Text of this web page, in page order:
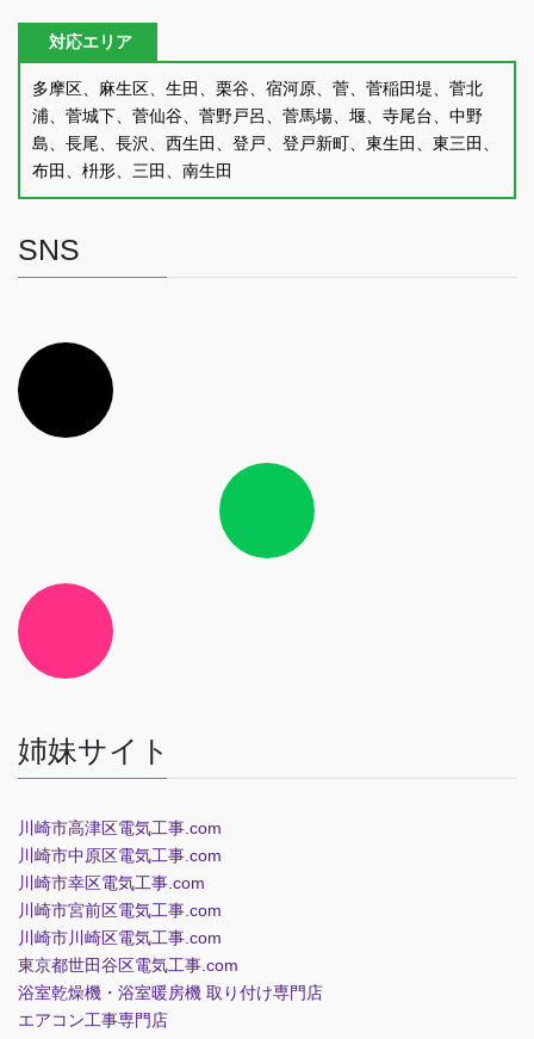
対応エリア
多摩区、麻生区、生田、栗谷、宿河原、菅、菅稲田堤、菅北
浦、菅城下、菅仙谷、菅野戸呂、菅馬場、堰、寺尾台、中野
島、長尾、長沢、西生田、登戸、登戸新町、東生田、東三田、
布田、枡形、三田、南生田
SNS
イ
コ
ン
リ
イ
コ
ン
リ
イ
コ
ン
リ
姉妹サイト
川崎市高津区電気工事.com
川崎市中原区電気工事.com
川崎市幸区電気工事.com
川崎市宮前区電気工事.com
川崎市川崎区電気工事.com
東京都世田谷区電気工事.com
浴室乾燥機・浴室暖房機 取り付け専門店
エアコン工事専門店